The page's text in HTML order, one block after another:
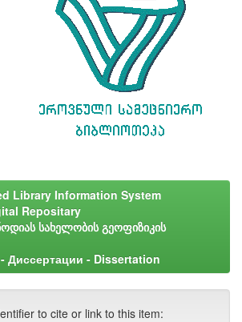
Library Information System
Repositary
სახელობის გეოფიზიკის
- Диссертации - Dissertation
to cite or link to this item: